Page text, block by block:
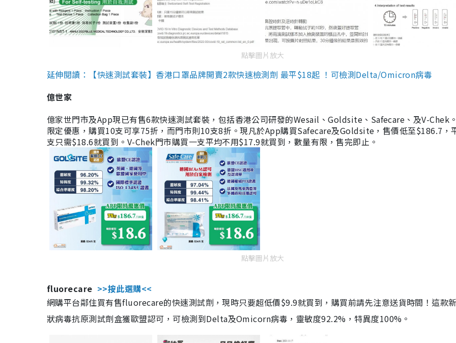
點擊圖片放大
延伸閱讀：【快速測試套裝】香港口罩品牌開賣2款快速檢測劑 最平$18起 ！可檢測Delta/Omicron病毒
億世家
億家世門市及App現已有售6款快速測試套裝，包括香港公司研發的Wesail、Goldsite、Safecare、及V-Chek
限定優惠，購買10支可享75折，而門市則10支8折。現凡於App購買Safecare及Goldsite，售價低至$186.7，
支只需$18.6就買到。V-Chek門市購買一支平均不用$17.9就買到，數量有限，售完即止。
點擊圖片放大
fluorecare >>按此選購<<
網購平台鄰住買有售fluorecare的快速測試劑，現時只要超低價$9.9就買到，購買前請先注意送貨時間！這款
狀病毒抗原測試劑盒獲歐盟認可，可檢測到Delta及Omicorn病毒，靈敏度92.2%，特異度100%。